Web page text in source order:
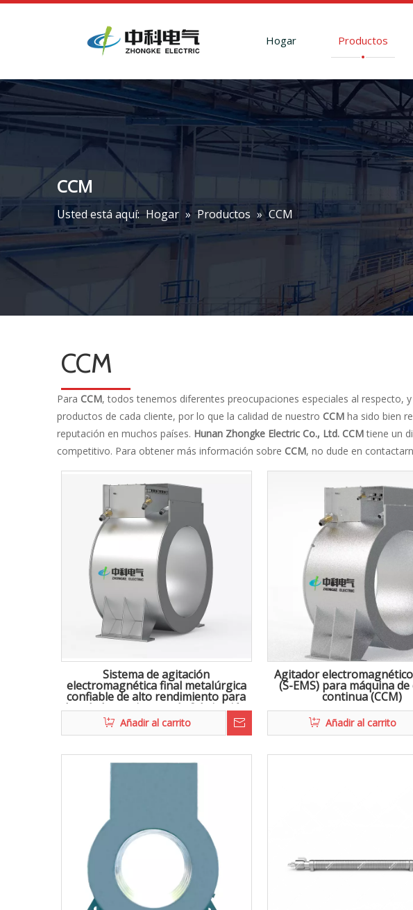
Hogar Productos
CCM
Usted está aquí: Hogar » Productos » CCM
CCM
Para CCM, todos tenemos diferentes preocupaciones especiales al respecto,
productos de cada cliente, por lo que la calidad de nuestro CCM ha sido bien
reputación en muchos países. Hunan Zhongke Electric Co., Ltd. CCMtiene un
competitivo. Para obtener más información sobre CCM, no dude en
Sistema de agitación
electromagnética final metalúrgica
confiable de alto rendimiento para
la colada continua en la fabricación
de acero
Añadir al carrito
Agitador
(S-EMS) para máquina de
continua (CCM)
Añadir al carrito